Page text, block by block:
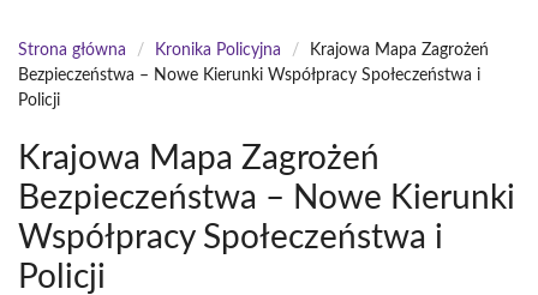
Strona główna / Kronika Policyjna /
Krajowa Mapa Zagrożeń
Bezpieczeństwa – Nowe Kierunki Współpracy Społeczeństwa i
Policji
Krajowa Mapa Zagrożeń
Bezpieczeństwa – Nowe Kierunki
Współpracy Społeczeństwa i
Policji